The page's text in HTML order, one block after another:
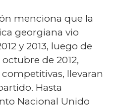
menciona que la
georgiana vio
y 2013, luego de
de 2012,
llevaran
Hasta
Nacional Unido